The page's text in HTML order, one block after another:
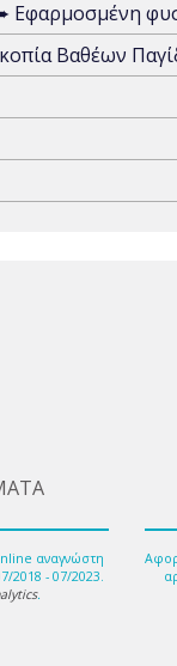
Εφαρμοσμένη
Βαθέων
αναγνώστη
2018 - 07/2023.
.